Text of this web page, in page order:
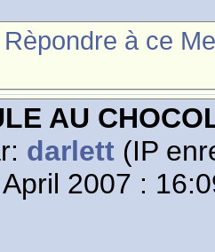
Rèpondre à ce
AU
darlett (IP
2007 :